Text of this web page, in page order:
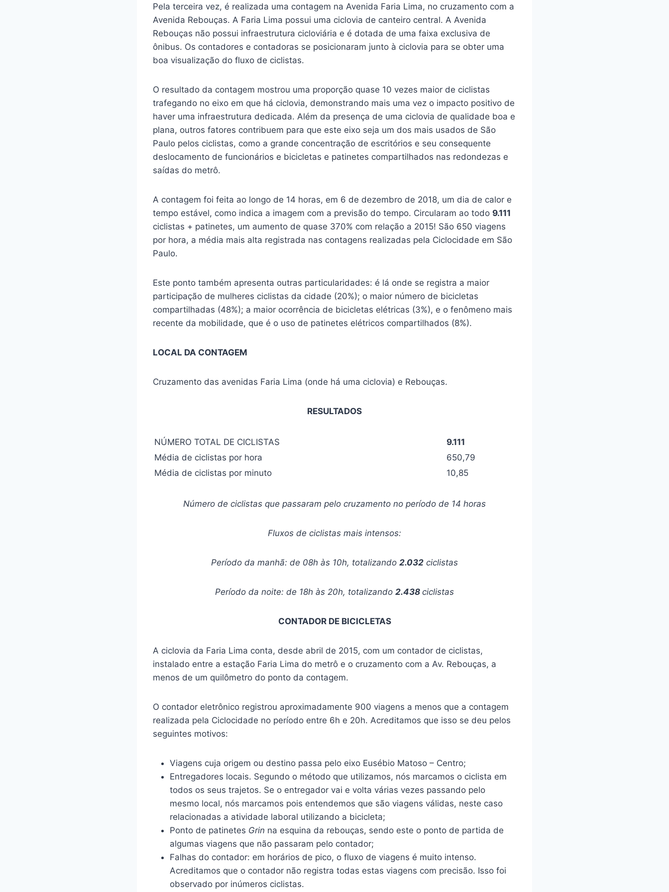
Pela terceira vez, é realizada uma contagem na Avenida Faria Lima, no cruzamento com a
Avenida Rebouças. A Faria Lima possui uma ciclovia de canteiro central. A Avenida
Rebouças não possui infraestrutura cicloviária e é dotada de uma faixa exclusiva de
ônibus. Os contadores e contadoras se posicionaram junto à ciclovia para se obter uma
boa visualização do fluxo de ciclistas.
O resultado da contagem mostrou uma proporção quase 10 vezes maior de ciclistas
trafegando no eixo em que há ciclovia, demonstrando mais uma vez o impacto positivo de
haver uma infraestrutura dedicada. Além da presença de uma ciclovia de qualidade boa e
plana, outros fatores contribuem para que este eixo seja um dos mais usados de São
Paulo pelos ciclistas, como a grande concentração de escritórios e seu consequente
deslocamento de funcionários e bicicletas e patinetes compartilhados nas redondezas e
saídas do metrô.
A contagem foi feita ao longo de 14 horas, em 6 de dezembro de 2018, um dia de calor e
tempo estável, como indica a imagem com a previsão do tempo. Circularam ao todo 9.111
ciclistas + patinetes, um aumento de quase 370% com relação a 2015! São 650 viagens
por hora, a média mais alta registrada nas contagens realizadas pela Ciclocidade em São
Paulo.
Este ponto também apresenta outras particularidades: é lá onde se registra a maior
participação de mulheres ciclistas da cidade (20%); o maior número de bicicletas
compartilhadas (48%); a maior ocorrência de bicicletas elétricas (3%), e o fenômeno mais
recente da mobilidade, que é o uso de patinetes elétricos compartilhados (8%).
LOCAL DA CONTAGEM
Cruzamento das avenidas Faria Lima (onde há uma ciclovia) e Rebouças.
RESULTADOS
NÚMERO TOTAL DE CICLISTAS
9.111
Média de ciclistas por hora
650,79
Média de ciclistas por minuto
10,85
Número de ciclistas que passaram pelo cruzamento no período de 14 horas
Fluxos de ciclistas mais intensos:
Período da manhã: de 08h às 10h, totalizando 2.032 ciclistas
Período da noite: de 18h às 20h, totalizando 2.438 ciclistas
CONTADOR DE BICICLETAS
A ciclovia da Faria Lima conta, desde abril de 2015, com um contador de ciclistas,
instalado entre a estação Faria Lima do metrô e o cruzamento com a Av. Rebouças, a
menos de um quilômetro do ponto da contagem.
O contador eletrônico registrou aproximadamente 900 viagens a menos que a contagem
realizada pela Ciclocidade no período entre 6h e 20h. Acreditamos que isso se deu pelos
seguintes motivos:
Viagens cuja origem ou destino passa pelo eixo Eusébio Matoso – Centro;
Entregadores locais. Segundo o método que utilizamos, nós marcamos o ciclista em
todos os seus trajetos. Se o entregador vai e volta várias vezes passando pelo
mesmo local, nós marcamos pois entendemos que são viagens válidas, neste caso
relacionadas a atividade laboral utilizando a bicicleta;
Ponto de patinetes Grin na esquina da rebouças, sendo este o ponto de partida de
algumas viagens que não passaram pelo contador;
Falhas do contador: em horários de pico, o fluxo de viagens é muito intenso.
Acreditamos que o contador não registra todas estas viagens com precisão. Isso foi
observado por inúmeros ciclistas.